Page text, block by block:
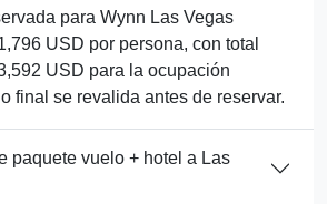
para Wynn Las Vegas
USD por persona, con total
USD para la ocupación
final se revalida antes de reservar.
paquete vuelo + hotel a Las